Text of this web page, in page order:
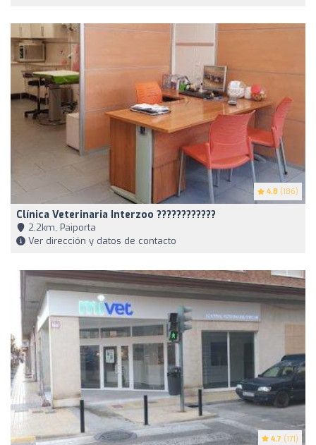
4.8 (186)
Clínica Veterinaria Interzoo ????????????
2,2km, Paiporta
Ver dirección y datos de contacto
4.7 (171)